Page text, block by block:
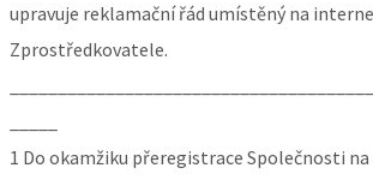
upravuje reklamační řád umístěný na
Zprostředkovatele.
1 Do okamžiku přeregistrace Společnosti